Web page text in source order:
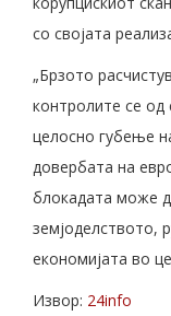
со својата
„Брзото
контролите се од
целосно губење
довербата на
блокадата може
земјоделството,
економијата во
Извор: 24info